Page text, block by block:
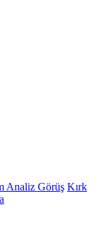
Analiz Görüş Kırk